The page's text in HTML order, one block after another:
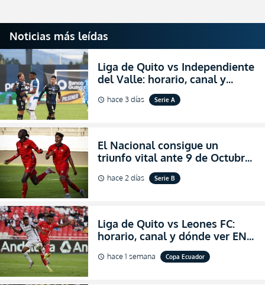
Noticias más leídas
Liga de Quito vs Independiente
del Valle: horario, canal y
dónde ver EN VIVO el
partidazo por la fecha 24 de la
schedule hace 3 días Serie A
El Nacional consigue un
triunfo vital ante 9 de Octubre
para encender la fe en la
salvación
schedule hace 2 días Serie B
Liga de Quito vs Leones FC:
horario, canal y dónde ver EN
VIVO los octavos de final de la
Copa Ecuador 2026
schedule hace 1 semana Copa Ecuador